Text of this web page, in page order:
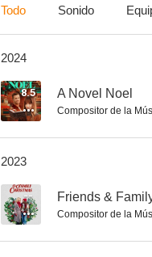
Simplemente un respiro
6.5
Todo Sonido
2024
8.5 A Novel Noel
Compositor de la
2023
-- Friends &
Compositor de la